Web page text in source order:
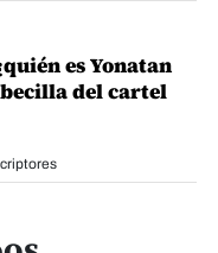
es Yonatan
del cartel